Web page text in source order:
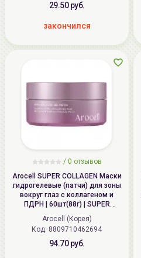
29.50 руб.
закончился
/ 0 отзывов
Arocell SUPER COLLAGEN Маски
гидрогелевые (патчи) для зоны
вокруг глаз с коллагеном и
ПДРН | 60шт(88г) | SUPER
COLLAGEN Gel Patch
Arocell (Корея)
Код: 8809710462694
94.70 руб.